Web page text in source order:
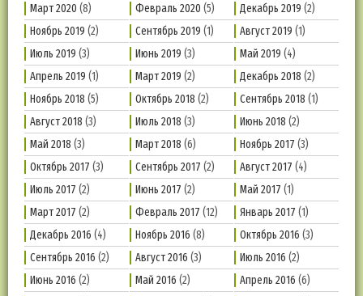
Март 2020 (8) Февраль 2020 (5) Декабрь 2019 (2)
Ноябрь 2019 (2) Сентябрь 2019 (1) Август 2019 (1)
Июль 2019 (3) Июнь 2019 (3) Май 2019 (4)
Апрель 2019 (1) Март 2019 (2) Декабрь 2018 (2)
Ноябрь 2018 (5) Октябрь 2018 (2) Сентябрь 2018 (1)
Август 2018 (3) Июль 2018 (3) Июнь 2018 (2)
Май 2018 (3) Март 2018 (6) Ноябрь 2017 (3)
Октябрь 2017 (3) Сентябрь 2017 (2) Август 2017 (4)
Июль 2017 (2) Июнь 2017 (2) Май 2017 (1)
Март 2017 (2) Февраль 2017 (12) Январь 2017 (1)
Декабрь 2016 (4) Ноябрь 2016 (8) Октябрь 2016 (3)
Сентябрь 2016 (2) Август 2016 (3) Июль 2016 (2)
Июнь 2016 (2) Май 2016 (2) Апрель 2016 (6)